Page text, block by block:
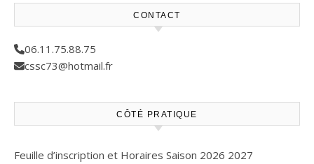
CONTACT
06.11.75.88.75
cssc73@hotmail.fr
CÔTÉ PRATIQUE
Feuille d’inscription et Horaires Saison 2026 2027